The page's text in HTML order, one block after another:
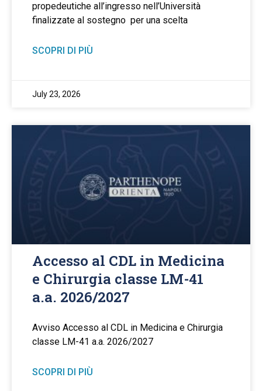
propedeutiche all’ingresso nell’Università
finalizzate al sostegno per una scelta
SCOPRI DI PIÙ
July 23, 2026
Accesso al CDL in Medicina
e Chirurgia classe LM-41
a.a. 2026/2027
Avviso Accesso al CDL in Medicina e Chirurgia
classe LM-41 a.a. 2026/2027
SCOPRI DI PIÙ